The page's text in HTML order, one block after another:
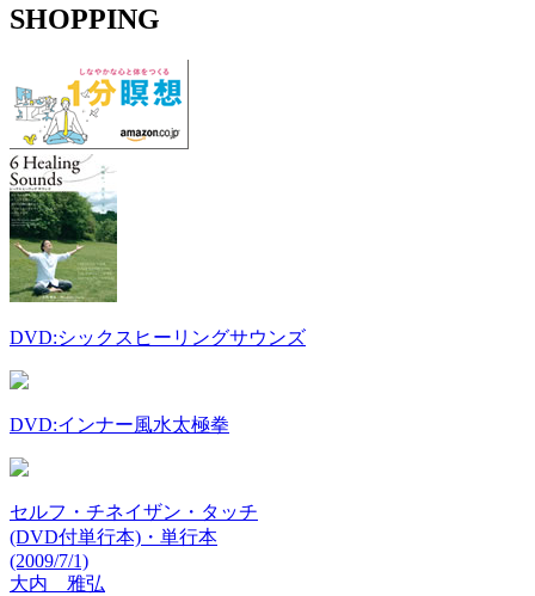
SHOPPING
DVD:シックスヒーリングサウンズ
DVD:インナー風水太極拳
セルフ・チネイザン・タッチ
(DVD付単行本)・単行本
(2009/7/1)
大内 雅弘